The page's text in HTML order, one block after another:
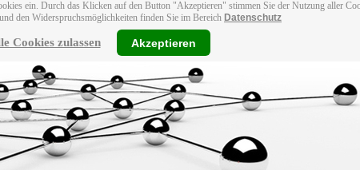
ein. Durch das Klicken auf den Button "Akzeptieren" stimmen Sie der Nutzung aller
den Widerspruchsmöglichkeiten finden Sie im Bereich Datenschutz
Cookies zulassen Akzeptieren